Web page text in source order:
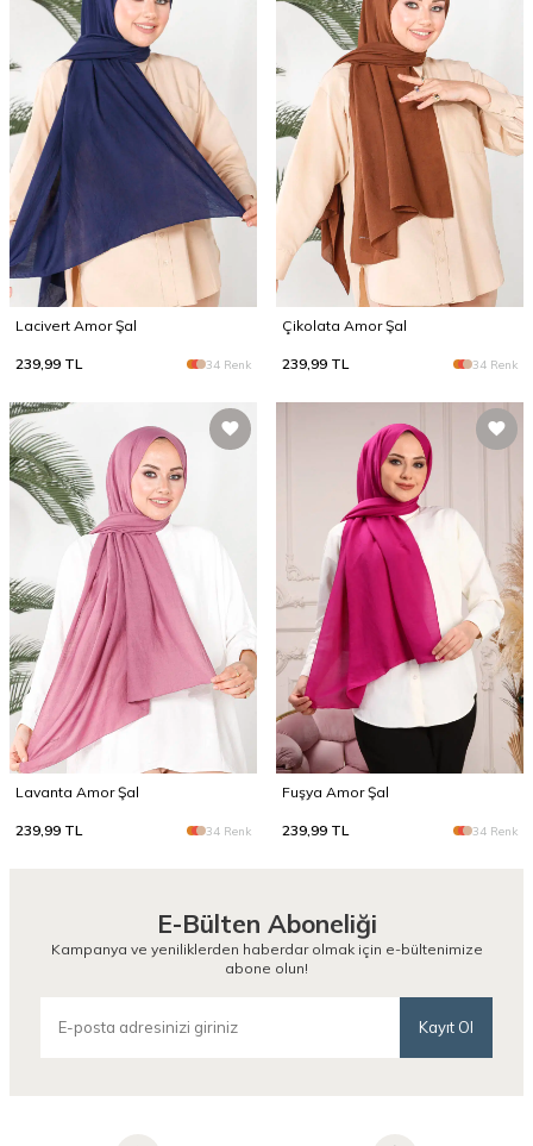
Lacivert Amor Şal
239,99 TL 34 Renk
Çikolata Amor Şal
239,99 TL 34 Renk
Lavanta Amor Şal
239,99 TL 34 Renk
Fuşya Amor Şal
239,99 TL 34 Renk
E-Bülten Aboneliği
Kampanya ve yeniliklerden haberdar olmak için e-bültenimize
abone olun!
Kayıt Ol